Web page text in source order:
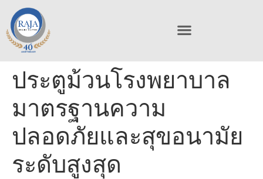
ประตูม้วนโรงพยาบาล
มาตรฐานความ
ปลอดภัยและสุขอนามัย
ระดับสูงสุด